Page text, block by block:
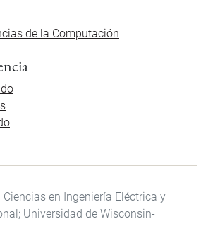
de la Computación
en Ingeniería Eléctrica y
Universidad de Wisconsin-